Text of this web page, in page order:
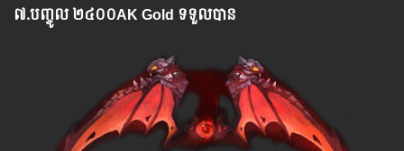
៧.​បញ្ចូល២៤០០AK Gold ទទួលបាន